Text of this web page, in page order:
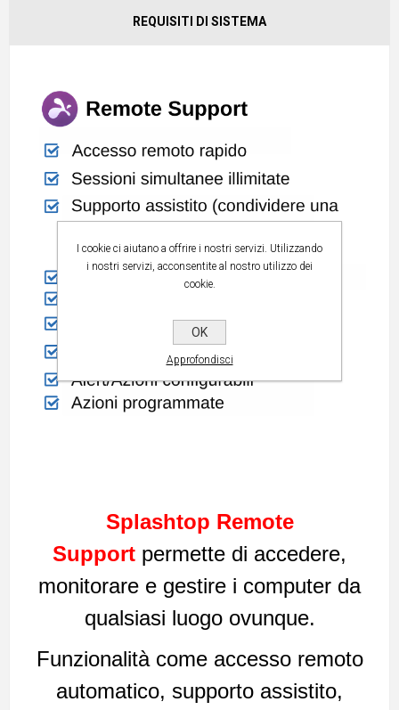
REQUISITI DI SISTEMA
Splashtop Remote
Support permette di accedere,
monitorare e gestire i computer da
qualsiasi luogo ovunque.
Funzionalità come accesso remoto
automatico, supporto assistito,
I cookie ci aiutano a offrire i nostri servizi. Utilizzando
i nostri servizi, acconsentite al nostro utilizzo dei
cookie.
OK
Approfondisci